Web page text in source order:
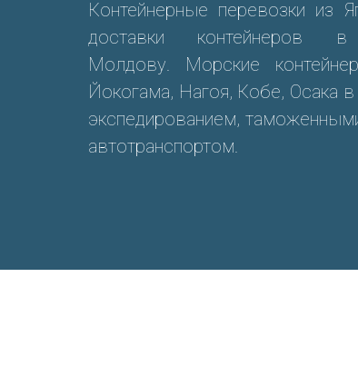
Контейнерные перевозки из
доставки контейнеров
Молдову. Морские
Йокогама, Нагоя, Кобе, Осака
экспедированием,
автотранспортом.